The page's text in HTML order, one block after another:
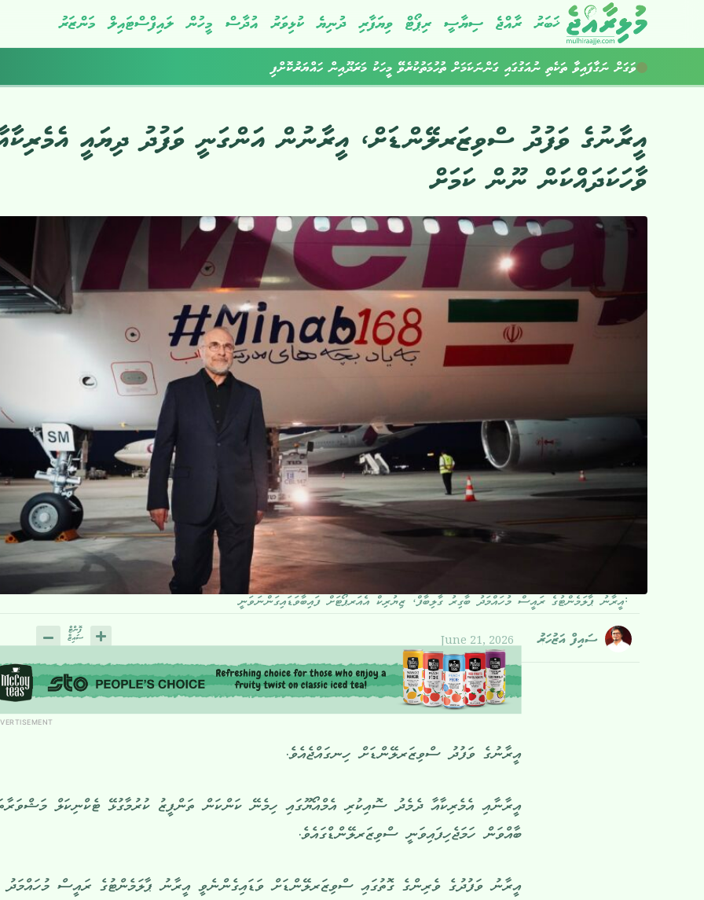
ޚަބަރު ރާއްޖެ ސިޔާސީ ރިޕޯޓް ވިޔަފާރި ދުނިޔެ ކުޅިވަރު އުދާސް މީހުން ލައިފްސްޓައިލް މަންޒަރު
ރާއްޖެ އެތެރެކުރަން އުޅުނު 800 ވޭޕް ކާޓްރިޖް އަތުލައިގެންފި
ވަގަށް ނަގާފައިވާ ތަކެތި ނުއަގުގައި ގަންނަކަމަށް ތުހުމަތުކުރެވޭ މީހަކު މަރަދޫއިން ހައްޔަރުކޮށްފި
އީރާނުގެ ވަފުދު ސްވިޒަރލޭންޑަށް، އީރާނުން އަންގަނީ ވަފުދު ދިޔައީ
ވާހަކަދައްކަން ނޫން ކަމަށް
އީރާނު ޕާލަމެންޓުގެ ރައީސް މުހައްމަދު ބާގިރު ގާލިބާފް، ޒިޔުރިކް އެއަރޕޯޓަށް ފައިބާވަޑައިގަންނަވަނީ:
ސައިފް އަޒުހަރު June 21, 2026
އީރާނުގެ ވަފުދު ސްވިޒަރލޭންޑަށް ހިނގައްޖެއެވެ.
އީރާނާއި އެމެރިކާއާ ދެމެދު ސޮއިކުރި އެމްއޯޔޫގައި ހިމެނޭ ކަންކަން ތަންފީޒު ކުރުމާގުޅޭ ޓެކްނިކަލް
ބާއްވަން ހަމަޖެހިފައިވަނީ ސްވިޒަރލޭންޑްގައެވެ.
އީރާނު ވަފުދުގެ ވެރިންގެ ގޮތުގައި ސްވިޒަރލޭންޑަށް ވަޑައިގެންނެވީ އީރާނު ޕާލަމެންޓުގެ ރައީސް މުހައްމަދު